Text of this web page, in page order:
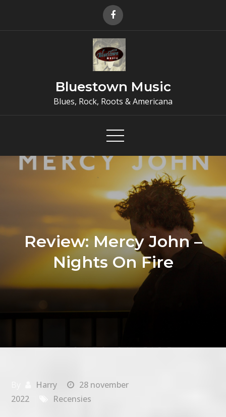
Bluestown Music
Blues, Rock, Roots & Americana
Review: Mercy John –
Nights On Fire
Harry
28 november
2022
Recensies